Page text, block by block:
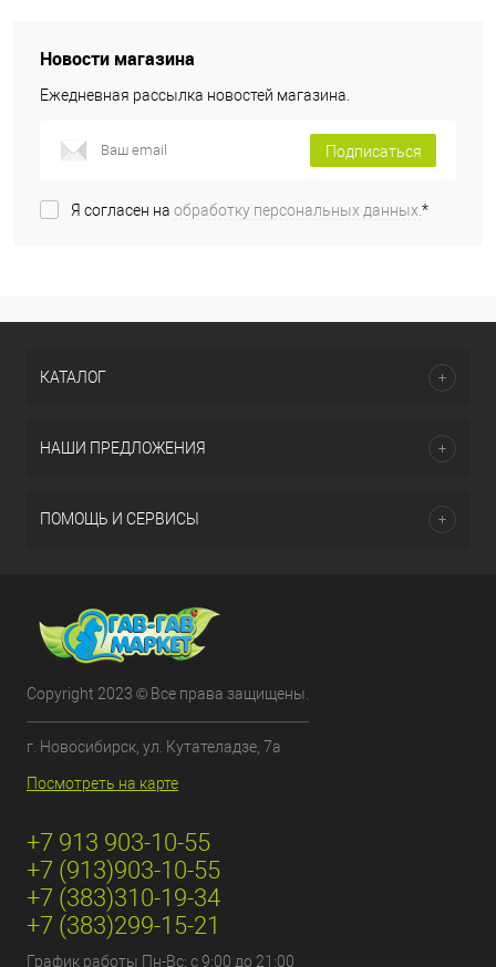
Новости магазина
Ежедневная рассылка новостей магазина.
Подписаться
Я согласен на обработку персональных данных.*
КАТАЛОГ
НАШИ ПРЕДЛОЖЕНИЯ
ПОМОЩЬ И СЕРВИСЫ
Copyright 2023 © Все права защищены.
г. Новосибирск, ул. Кутателадзе, 7а
Посмотреть на карте
+7 913 903-10-55
+7 (913)903-10-55
+7 (383)310-19-34
+7 (383)299-15-21
График работы Пн-Вс: с 9:00 до 21:00